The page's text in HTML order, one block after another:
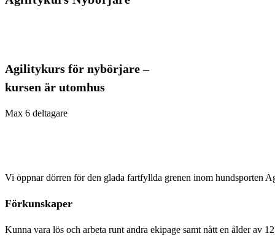
Agilitykurs för nybörjare –
kursen är utomhus
Max 6 deltagare
Vi öppnar dörren för den glada fartfyllda grenen inom hundsporten
Förkunskaper
Kunna vara lös och arbeta runt andra ekipage samt nått en ålder av